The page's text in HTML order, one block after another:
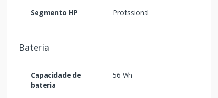
Segmento HP Profissional
Bateria
Capacidade de
bateria
56 Wh